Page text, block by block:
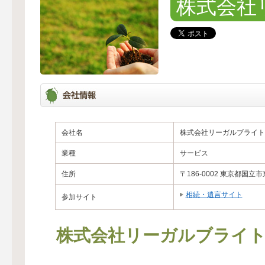
株式会社
会社名 株式会社リーガルブライト
業種 サービス
住所 〒186-0002 東京都国立
参加サイト 相続・遺言サイト
株式会社リーガルブライ